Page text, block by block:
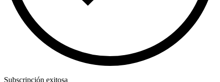
Subscripción exitosa